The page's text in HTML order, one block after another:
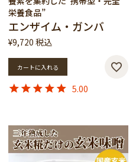
栄養食品”
エンザイム・ガンバ
¥9,720 税込
カートに入れる
5.00